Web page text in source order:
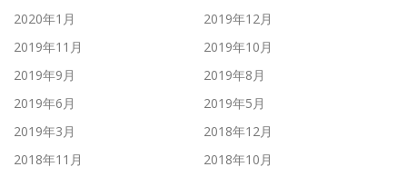
2020年1月
2019年12月
2019年11月
2019年10月
2019年9月
2019年8月
2019年6月
2019年5月
2019年3月
2018年12月
2018年11月
2018年10月